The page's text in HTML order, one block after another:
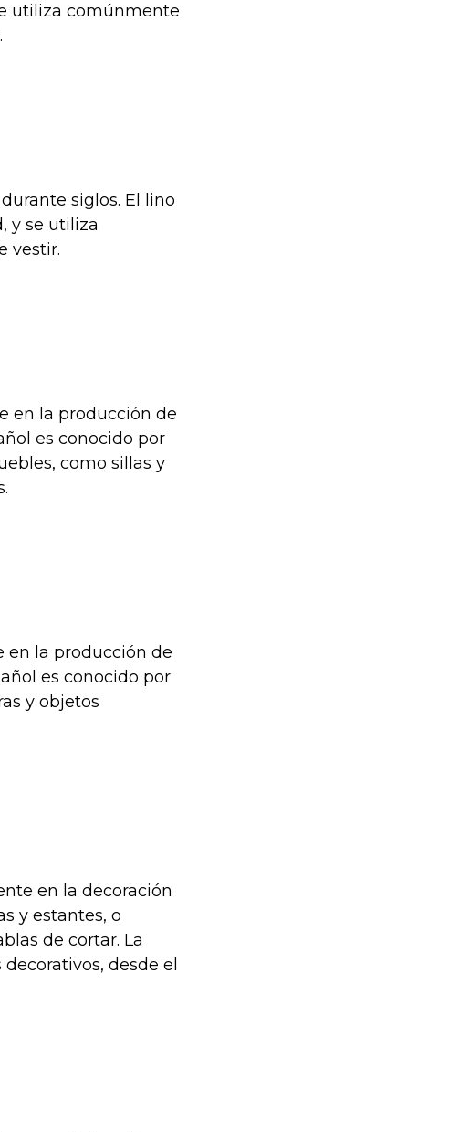
utiliza comúnmente
siglos. El lino
y se utiliza
vestir.
en la producción de
es conocido por
como sillas y
en la producción de
es conocido por
y objetos
en la decoración
y estantes, o
de cortar. La
desde el